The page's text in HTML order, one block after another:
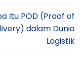
Itu POD (Proof of
dalam Dunia
Logistik